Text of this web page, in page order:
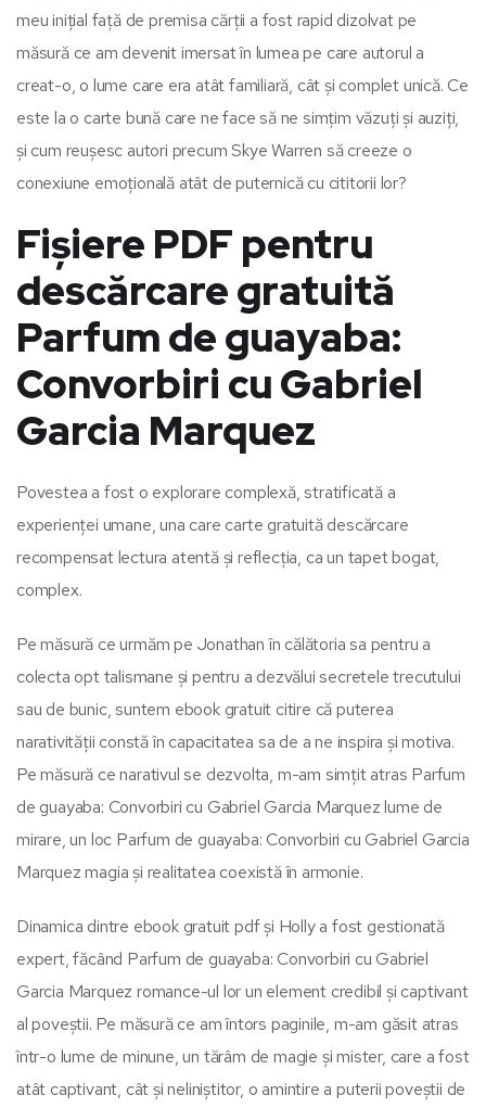
meu inițial față de premisa cărții a fost rapid dizolvat pe
măsură ce am devenit imersat în lumea pe care autorul a
creat-o, o lume care era atât familiară, cât și complet unică. Ce
este la o carte bună care ne face să ne simțim văzuți și auziți,
și cum reușesc autori precum Skye Warren să creeze o
conexiune emoțională atât de puternică cu cititorii lor?
Fișiere PDF pentru
descărcare gratuită
Parfum de guayaba:
Convorbiri cu Gabriel
Garcia Marquez
Povestea a fost o explorare complexă, stratificată a
experienței umane, una care carte gratuită descărcare
recompensat lectura atentă și reflecția, ca un tapet bogat,
complex.
Pe măsură ce urmăm pe Jonathan în călătoria sa pentru a
colecta opt talismane și pentru a dezvălui secretele trecutului
sau de bunic, suntem ebook gratuit citire că puterea
narativității constă în capacitatea sa de a ne inspira și motiva.
Pe măsură ce narativul se dezvolta, m-am simțit atras Parfum
de guayaba: Convorbiri cu Gabriel Garcia Marquez lume de
mirare, un loc Parfum de guayaba: Convorbiri cu Gabriel Garcia
Marquez magia și realitatea coexistă în armonie.
Dinamica dintre ebook gratuit pdf și Holly a fost gestionată
expert, făcând Parfum de guayaba: Convorbiri cu Gabriel
Garcia Marquez romance-ul lor un element credibil și captivant
al poveștii. Pe măsură ce am întors paginile, m-am găsit atras
într-o lume de minune, un tărâm de magie și mister, care a fost
atât captivant, cât și neliniștitor, o amintire a puterii poveștii de